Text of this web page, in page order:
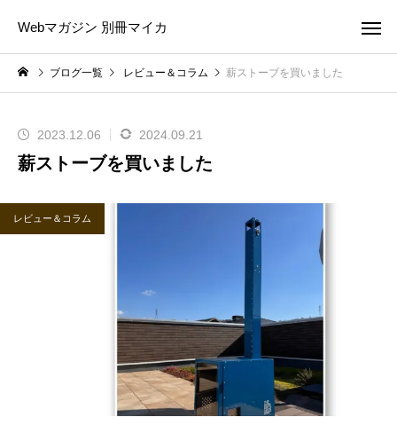
Webマガジン 別冊マイカ
ブログ一覧 レビュー＆コラム 薪ストーブを買いました
2023.12.06 2024.09.21
薪ストーブを買いました
レビュー＆コラム